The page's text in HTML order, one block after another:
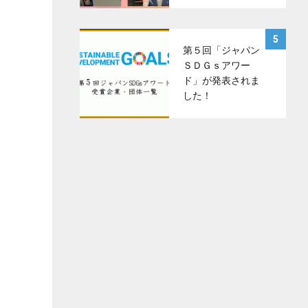
5
第５回「ジャパン
ＳＤＧｓアワー
ド」が発表されま
した！